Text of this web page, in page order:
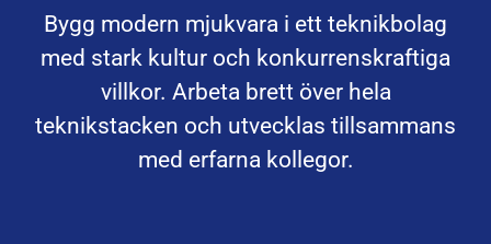
Bygg modern mjukvara i ett teknikbolag
med stark kultur och konkurrenskraftiga
villkor. Arbeta brett över hela
teknikstacken och utvecklas tillsammans
med erfarna kollegor.